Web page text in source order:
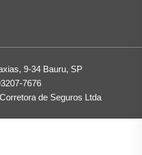
9-34 Bauru, SP
7676
de Seguros Ltda